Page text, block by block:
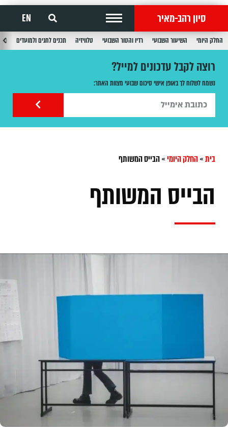
סיון רהב-מאיר EN
החלק היומי השיעור השבועי רדיו והטור השבועי טלוויזיה תכנים לחגים ולמועדים
רוצה לקבל עדכונים למייל?
נשמח לשלוח לך באופן אישי סיכום שבועי מצוות האתר:
בית»החלק היומי»הבייס המשותף
הבייס המשותף